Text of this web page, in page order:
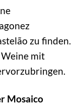
zu finden.
mit
Mosaico